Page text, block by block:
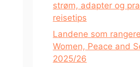
strøm, adapter og
reisetips
Landene som
Women, Peace and
2025/26